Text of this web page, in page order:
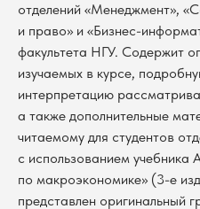
отделений «Менеджмент»,
и право» и «Бизнес-
факультета НГУ. Содержит
изучаемых в курсе,
интерпретацию
а также дополнительные
читаемому для студентов
с использованием
по макроэкономике» (3-е
представлен оригинальный